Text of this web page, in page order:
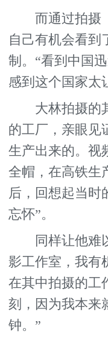
而通过拍摄《
自己有机会看到
制。“看到中国
感到这个国家太
大林拍摄的其
的工厂，亲眼见
生产出来的。视
全帽，在高铁生
后，回想起当时
忘怀”。
同样让他难以
影工作室，我有
在其中拍摄的工
刻，因为我本来
钟。”